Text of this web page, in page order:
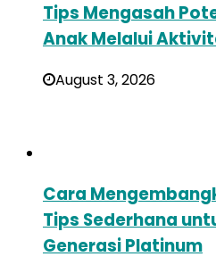
Tips Mengasah
Anak Melalui
August 3, 2026
Cara
Tips Sederhana
Generasi Platinum